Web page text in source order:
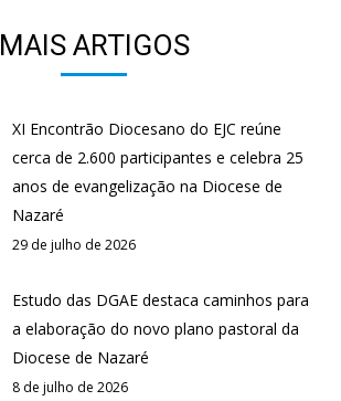
MAIS ARTIGOS
XI Encontrão Diocesano do EJC reúne
cerca de 2.600 participantes e celebra 25
anos de evangelização na Diocese de
Nazaré
29 de julho de 2026
Estudo das DGAE destaca caminhos para
a elaboração do novo plano pastoral da
Diocese de Nazaré
8 de julho de 2026